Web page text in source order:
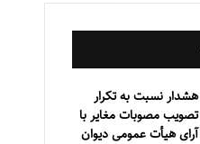
هشدار نسبت به تکرار
تصویب مصوبات مغایر با
آرای هیأت عمومی دیوان